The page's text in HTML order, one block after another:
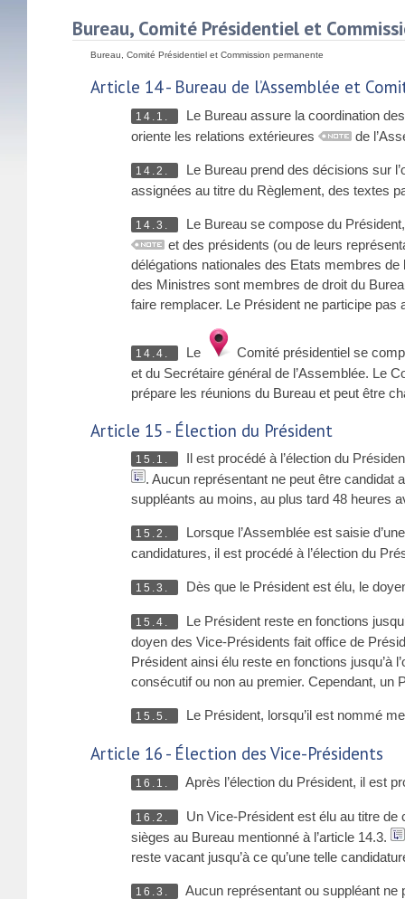
Bureau, Comité Présidentiel et
Bureau, Comité Présidentiel et Commission permanente
Article 14 - Bureau de l’Assemblée et
14.1.
Le Bureau assure la coordination
oriente les relations extérieures
de
14.2.
Le Bureau prend des décisions sur
assignées au titre du Règlement, des textes
14.3.
Le Bureau se compose du
et des présidents (ou de leurs
délégations nationales des Etats membres
des Ministres sont membres de droit du
faire remplacer. Le Président ne participe pas
14.4. Le
Comité présidentiel se
et du Secrétaire général de l’Assemblée. Le
prépare les réunions du Bureau et peut être
Article 15 - Élection du Président
15.1.
Il est procédé à l’élection du
. Aucun représentant ne peut être candidat
suppléants au moins, au plus tard 48 heures
15.2.
Lorsque l’Assemblée est saisie
candidatures, il est procédé à l’élection du
15.3. Dès que le Président est élu, le
15.4.
Le Président reste en fonctions
doyen des Vice-Présidents fait office de
Président ainsi élu reste en fonctions jusqu’à
consécutif ou non au premier. Cependant, un
15.5. Le Président, lorsqu’il est nommé
Article 16 - Élection des Vice-Présidents
16.1. Après l’élection du Président, il est
16.2.
Un Vice-Président est élu au titre de
sièges au Bureau mentionné à l’article 14.3.
reste vacant jusqu’à ce qu’une telle
16.3.
Aucun représentant ou suppléant ne